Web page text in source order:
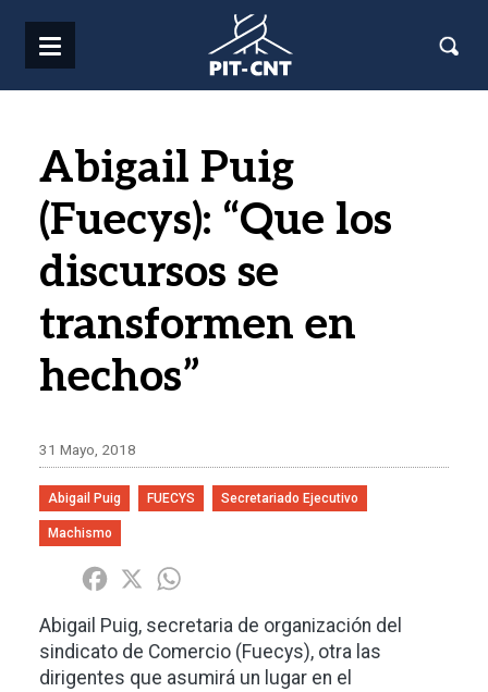
Abigail Puig
(Fuecys): “Que los
discursos se
transformen en
hechos”
31 Mayo, 2018
Abigail Puig FUECYS Secretariado Ejecutivo
Machismo
Share Facebook
X
Abigail Puig, secretaria de organización del
sindicato de Comercio (Fuecys), otra las
dirigentes que asumirá un lugar en el